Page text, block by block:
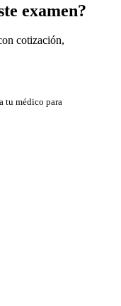
examen?
cotización,
tu médico para